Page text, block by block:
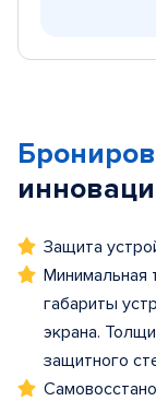
Защита
Минимальная
габариты
экрана.
защитного